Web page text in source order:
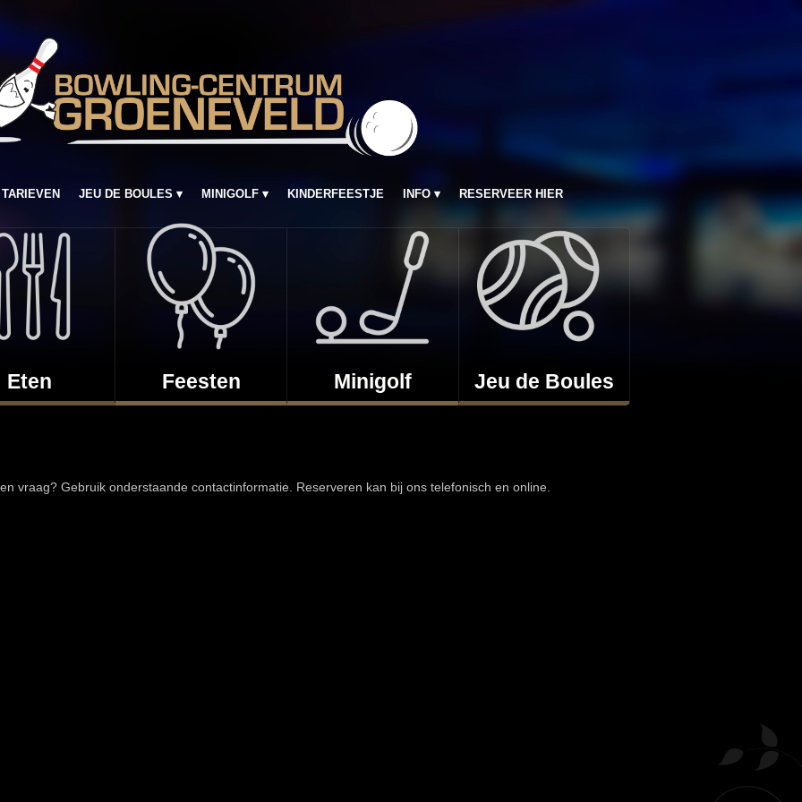
TARIEVEN JEU DE BOULES MINIGOLF KINDERFEESTJE INFO RESERVEER HIER
Eten Feesten Minigolf Jeu de Boules
vraag? Gebruik onderstaande contactinformatie. Reserveren kan bij ons telefonisch en online.